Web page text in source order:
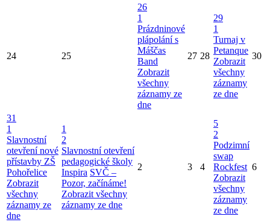
24 25
26
1
Prázdninové
plápolání s
Máščas
Band
Zobrazit
všechny
záznamy ze
dne
27 28
29
1
Turnaj v
Petanque
Zobrazit
všechny
záznamy
ze dne
30
31
1
Slavnostní
otevření nové
přístavby ZŠ
Pohořelice
Zobrazit
všechny
záznamy ze
dne
1
2
Slavnostní otevření
pedagogické školy
Inspira SVČ –
Pozor, začínáme!
Zobrazit všechny
záznamy ze dne
2 3 4
5
2
Podzimní
swap
Rockfest
Zobrazit
všechny
záznamy
ze dne
6